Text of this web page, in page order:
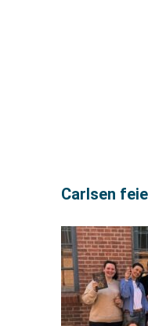
Carlsen